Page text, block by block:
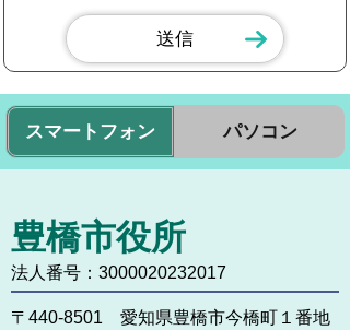
スマートフォン パソコン
豊橋市役所
法人番号：3000020232017
〒440-8501 愛知県豊橋市今橋町１番地